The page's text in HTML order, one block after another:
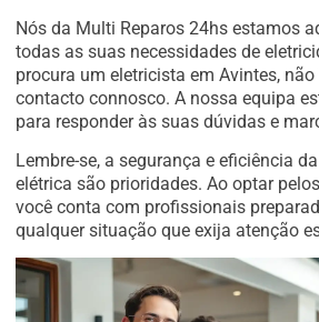
Nós da Multi Reparos 24hs estamos
todas as suas necessidades de
procura um eletricista em Avintes,
contacto connosco. A nossa equipa
para responder às suas dúvidas e
Lembre-se, a segurança e eficiência
elétrica são prioridades. Ao optar
você conta com profissionais
qualquer situação que exija atenção